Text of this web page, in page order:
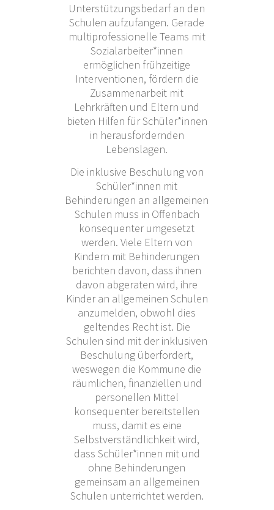
Unterstützungsbedarf an den
Schulen aufzufangen. Gerade
multiprofessionelle Teams mit
Sozialarbeiter*innen
ermöglichen frühzeitige
Interventionen, fördern die
Zusammenarbeit mit
Lehrkräften und Eltern und
bieten Hilfen für Schüler*innen
in herausfordernden
Lebenslagen.
Die inklusive Beschulung von
Schüler*innen mit
Behinderungen an allgemeinen
Schulen muss in Offenbach
konsequenter umgesetzt
werden. Viele Eltern von
Kindern mit Behinderungen
berichten davon, dass ihnen
davon abgeraten wird, ihre
Kinder an allgemeinen Schulen
anzumelden, obwohl dies
geltendes Recht ist. Die
Schulen sind mit der inklusiven
Beschulung überfordert,
weswegen die Kommune die
räumlichen, finanziellen und
personellen Mittel
konsequenter bereitstellen
muss, damit es eine
Selbstverständlichkeit wird,
dass Schüler*innen mit und
ohne Behinderungen
gemeinsam an allgemeinen
Schulen unterrichtet werden.